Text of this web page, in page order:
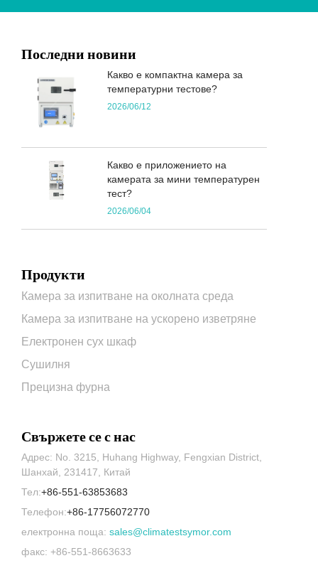
Последни новини
Какво е компактна камера за
температурни тестове?
2026/06/12
Какво е приложението на
камерата за мини температурен
тест?
2026/06/04
Продукти
Камера за изпитване на околната среда
Камера за изпитване на ускорено изветряне
Електронен сух шкаф
Сушилня
Прецизна фурна
Свържете се с нас
Адрес: No. 3215, Huhang Highway, Fengxian District,
Шанхай, 231417, Китай
Тел:+86-551-63853683
Телефон:+86-17756072770
електронна поща: sales@climatestsymor.com
факс: +86-551-8663633